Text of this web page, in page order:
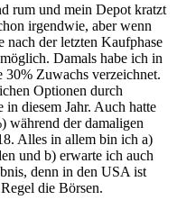
rum und mein Depot kratzt
irgendwie, aber wenn
nach der letzten Kaufphase
Damals habe ich in
30% Zuwachs verzeichnet.
Optionen durch
in diesem Jahr. Auch hatte
während der damaligen
Alles in allem bin ich a)
und b) erwarte ich auch
denn in den USA ist
die Börsen.